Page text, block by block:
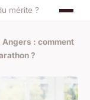
mérite ?
: comment
?